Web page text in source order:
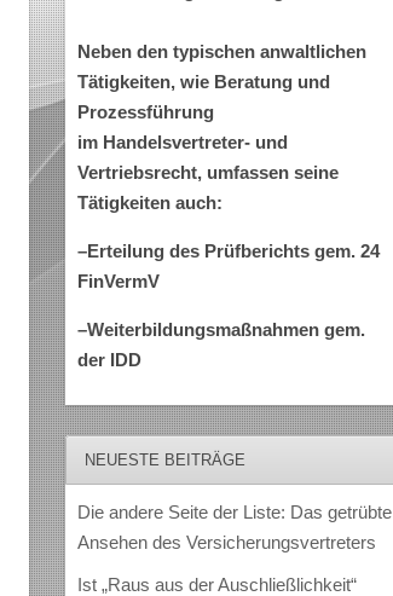
Neben den typischen anwaltlichen
Tätigkeiten, wie Beratung und
Prozessführung
im Handelsvertreter- und
Vertriebsrecht, umfassen seine
Tätigkeiten auch:
–Erteilung des Prüfberichts gem. 24
FinVermV
–Weiterbildungsmaßnahmen gem.
der IDD
NEUESTE BEITRÄGE
Die andere Seite der Liste: Das getrübte
Ansehen des Versicherungsvertreters
Ist „Raus aus der Auschließlichkeit“